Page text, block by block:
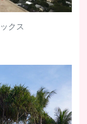
クス